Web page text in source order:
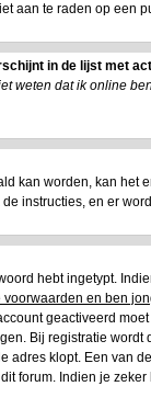
aan te raden op een
in de lijst met
weten dat ik online
kan worden, kan
de instructies, en er
hebt ingetypt.
voorwaarden en ben
geactiveerd
Bij registratie
adres klopt. Een van
forum. Indien je